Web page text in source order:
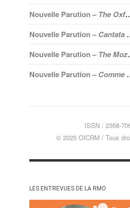
Nouvelle Parution –The Oxford Handbook of Orchestration Studies
Nouvelle Parution –Cantata profana: Bartók’s Sacred Bridge
Nouvelle Parution –The Mozart Week of the German Reich: Nazi Propaganda and Franco-German Relations in 1941
Nouvelle Parution –Comme un sage dans les nuages. Serge Fiori et l’épopée d’Harmonium
ISSN : 2368-
© 2025 OICRM / Tous
LES ENTREVUES DE LA RMO